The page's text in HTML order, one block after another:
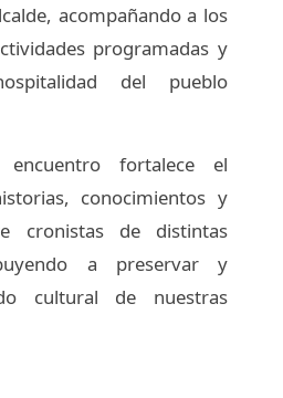
acompañando a los
programadas y
del pueblo
encuentro fortalece el
conocimientos y
cronistas de distintas
a preservar y
cultural de nuestras